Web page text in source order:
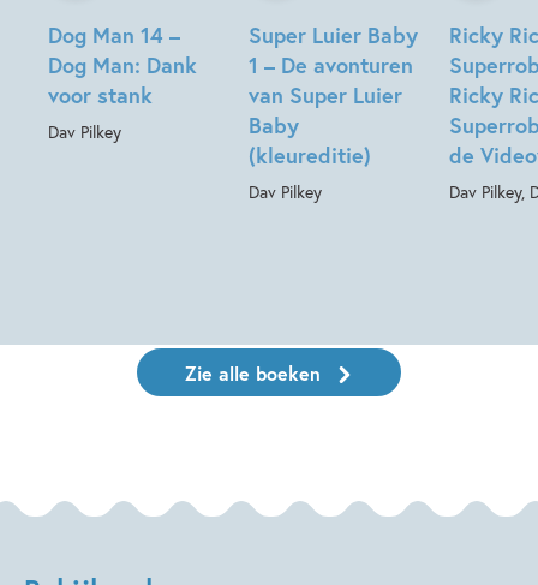
Dog Man 14 –
Dog Man: Dank
voor stank
Dav Pilkey
Super Luier Baby
1 – De avonturen
van Super Luier
Baby
(kleureditie)
Dav Pilkey
Ricky
Ricky
de
Dav Pilkey,
Zie alle boeken